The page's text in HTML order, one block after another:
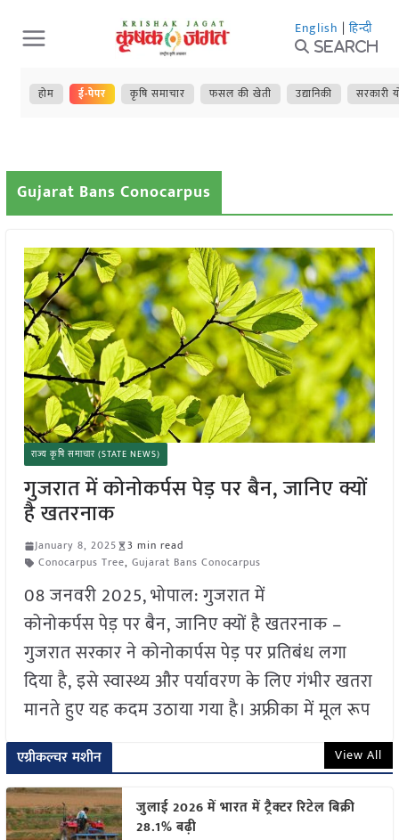
Skip
to
content
English | हिन्दी
Search
होम ई-पेपर कृषि समाचार फसल की खेती उद्यानिकी सरकारी
Gujarat Bans Conocarpus
राज्य कृषि समाचार (STATE NEWS)
गुजरात में कोनोकर्पस पेड़ पर बैन, जानिए क्यों
है खतरनाक
January 8, 2025
3 min read
Conocarpus Tree, Gujarat Bans Conocarpus
08 जनवरी 2025, भोपाल: गुजरात में
कोनोकर्पस पेड़ पर बैन, जानिए क्यों है खतरनाक –
गुजरात सरकार ने कोनोकार्पस पेड़ पर प्रतिबंध लगा
दिया है, इसे स्वास्थ्य और पर्यावरण के लिए गंभीर खतरा
मानते हुए यह कदम उठाया गया है। अफ्रीका में मूल रूप
एग्रीकल्चर मशीन View All
जुलाई 2026 में भारत में ट्रैक्टर रिटेल बिक्री
28.1% बढ़ी